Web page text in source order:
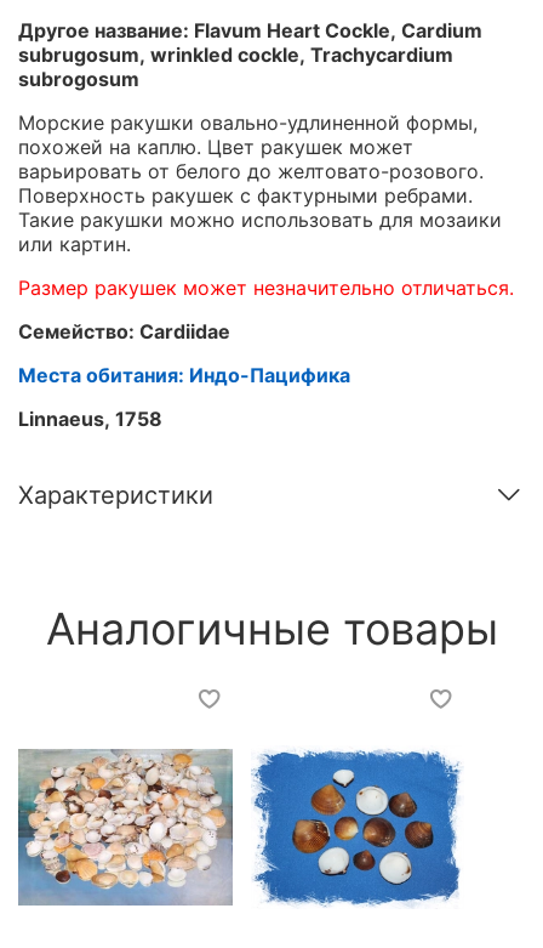
Другое название: Flavum Heart Cockle, Cardium
subrugosum, wrinkled cockle, Trachycardium
subrogosum
Морские ракушки овально-удлиненной формы,
похожей на каплю. Цвет ракушек может
варьировать от белого до желтовато-розового.
Поверхность ракушек с фактурными ребрами.
Такие ракушки можно использовать для мозаики
или картин.
Размер ракушек может незначительно отличаться.
Семейство: Cardiidae
Места обитания: Индо-Пацифика
Linnaeus, 1758
Характеристики
Аналогичные товары